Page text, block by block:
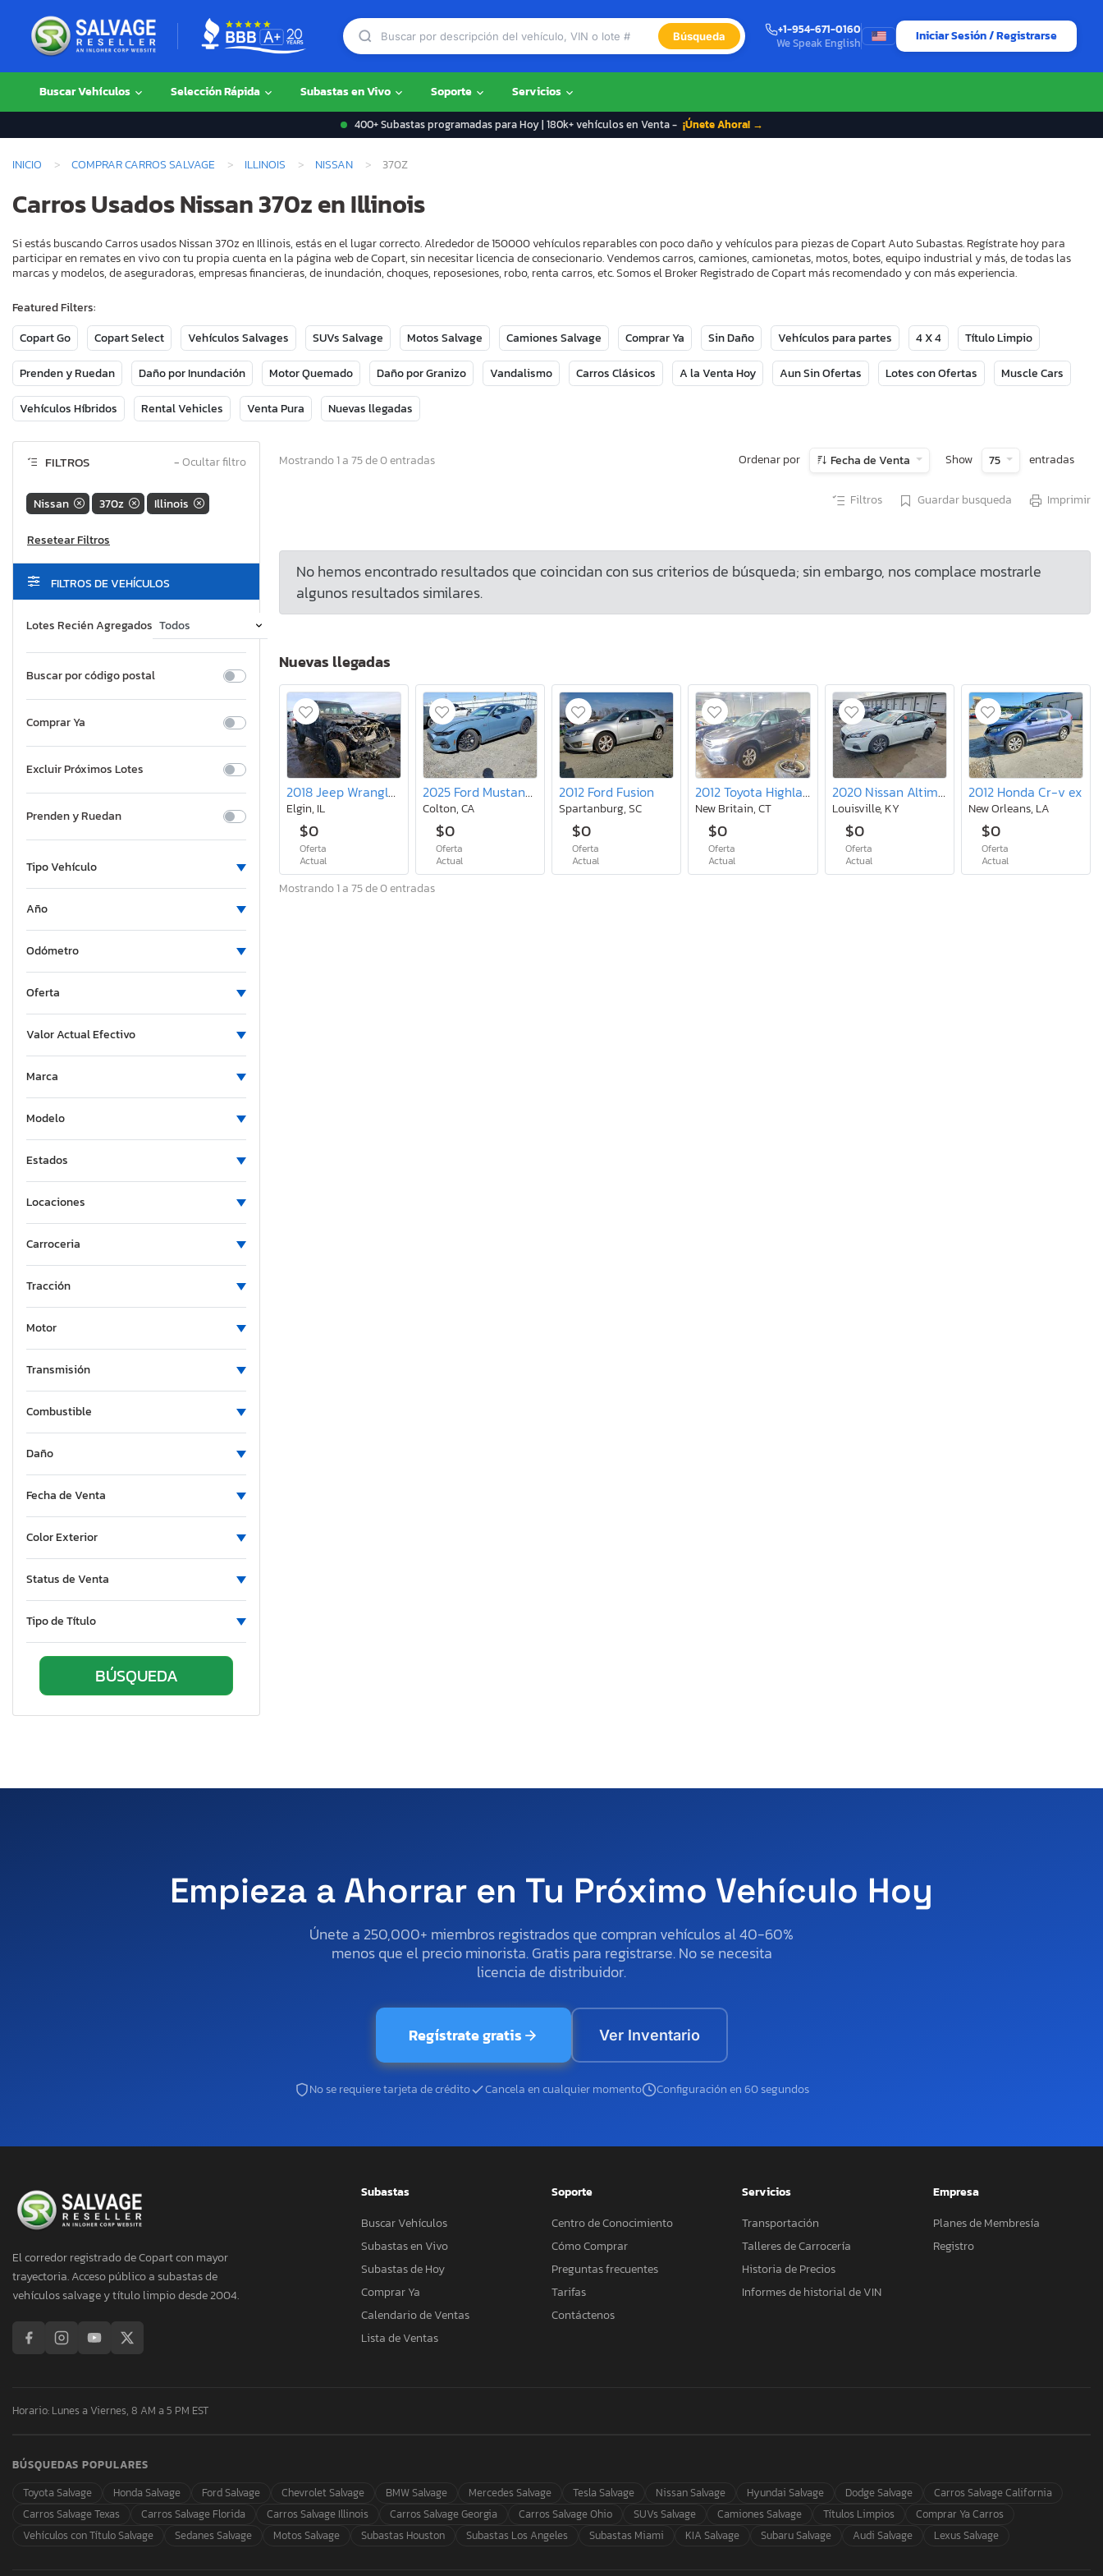
Búsqueda
+1-954-671-0160
We Speak English
Iniciar Sesión / Registrarse
Buscar Vehículos Selección Rápida Subastas en Vivo Soporte Servicios
400+ Subastas programadas para Hoy | 180k+ vehículos en Venta - ¡Únete Ahora! →
INICIO COMPRAR CARROS SALVAGE ILLINOIS NISSAN 370Z
Carros Usados Nissan 370z en Illinois
Si estás buscando Carros usados Nissan 370z en Illinois, estás en el lugar correcto. Alrededor de 150000 vehículos reparables con poco daño y vehículos para piezas de Copart Auto Subastas. Regístrate hoy para
participar en remates en vivo con tu propia cuenta en la página web de Copart, sin necesitar licencia de consecionario. Vendemos carros, camiones, camionetas, motos, botes, equipo industrial y más, de todas las
marcas y modelos, de aseguradoras, empresas financieras, de inundación, choques, reposesiones, robo, renta carros, etc. Somos el Broker Registrado de Copart más recomendado y con más experiencia.
Featured Filters:
Copart Go
Copart Select Vehículos Salvages SUVs Salvage Motos Salvage Camiones Salvage Comprar Ya Sin Daño Vehículos para partes 4 X 4 Título Limpio
Prenden y Ruedan Daño por Inundación Motor Quemado Daño por Granizo Vandalismo Carros Clásicos A la Venta Hoy Aun Sin Ofertas Lotes con Ofertas Muscle Cars
Vehículos Híbridos Rental Vehicles Venta Pura Nuevas llegadas
FILTROS −Ocultar filtro
Nissan 370z Illinois
FILTROS DE VEHÍCULOS
Lotes Recién Agregados
Buscar por código postal
Comprar Ya
Excluir Próximos Lotes
Prenden y Ruedan
Tipo Vehículo
Año
Odómetro
Oferta
Valor Actual Efectivo
Marca
Modelo
Estados
Locaciones
Carroceria
Tracción
Motor
Transmisión
Combustible
Daño
Fecha de Venta
Color Exterior
Status de Venta
Tipo de Título
Mostrando 1 a 75 de 0 entradas Ordenar por Fecha de Venta Show 75 entradas
Filtros Guardar busqueda Imprimir
No hemos encontrado resultados que coincidan con sus criterios de búsqueda; sin embargo, nos complace mostrarle
algunos resultados similares.
Nuevas llegadas
2018 Jeep Wrangler Unlimited Sport
Elgin, IL
$0
Oferta
Actual
2025 Ford Mustang gt
Colton, CA
$0
Oferta
Actual
2012 Ford Fusion
Spartanburg, SC
$0
Oferta
Actual
2012 Toyota Highlander se
New Britain, CT
$0
Oferta
Actual
2020 Nissan Altima s
Louisville, KY
$0
Oferta
Actual
2012 Honda Cr-v ex
New Orleans, LA
$0
Oferta
Actual
Mostrando 1 a 75 de 0 entradas
Empieza a Ahorrar en Tu Próximo Vehículo Hoy
Únete a 250,000+ miembros registrados que compran vehículos al 40-60%
menos que el precio minorista. Gratis para registrarse. No se necesita
licencia de distribuidor.
Regístrate gratis Ver Inventario
No se requiere tarjeta de crédito Cancela en cualquier momento Configuración en 60 segundos
El corredor registrado de Copart con mayor
trayectoria. Acceso público a subastas de
vehículos salvage y título limpio desde 2004.
Subastas
Buscar Vehículos
Subastas en Vivo
Subastas de Hoy
Comprar Ya
Calendario de Ventas
Lista de Ventas
Soporte
Centro de Conocimiento
Cómo Comprar
Preguntas frecuentes
Tarifas
Contáctenos
Servicios
Transportación
Talleres de Carrocería
Historia de Precios
Informes de historial de VIN
Empresa
Planes de Membresía
Registro
Horario: Lunes a Viernes, 8 AM a 5 PM EST
BÚSQUEDAS POPULARES
Toyota Salvage
Honda Salvage Ford Salvage Chevrolet Salvage BMW Salvage Mercedes Salvage Tesla Salvage Nissan Salvage Hyundai Salvage Dodge Salvage
Carros Salvage California
Carros Salvage Texas
Carros Salvage Florida Carros Salvage Illinois Carros Salvage Georgia Carros Salvage Ohio SUVs Salvage Camiones Salvage Títulos Limpios
Comprar Ya Carros
Vehículos con Título Salvage
Sedanes Salvage Motos Salvage Subastas Houston Subastas Los Angeles Subastas Miami KIA Salvage Subaru Salvage Audi Salvage Lexus Salvage